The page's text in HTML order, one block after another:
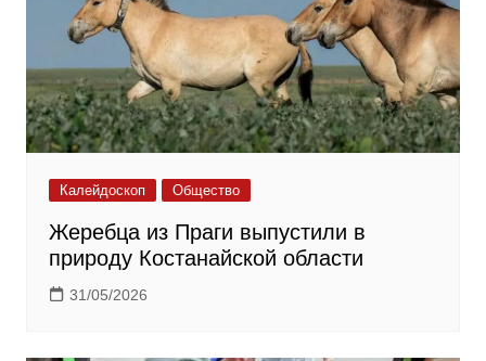
Калейдоскоп Общество
Жеребца из Праги выпустили в
природу Костанайской области
31/05/2026